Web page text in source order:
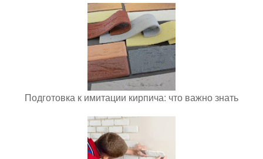
Подготовка к имитации кирпича: что важно знать